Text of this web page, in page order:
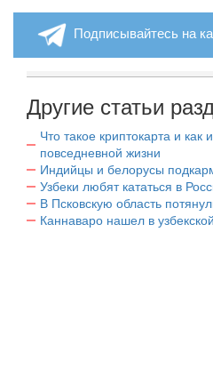
Подписывайтесь на
Другие статьи
Что такое криптокарта и как
повседневной жизни
Индийцы и белорусы
Узбеки любят кататься в
В Псковскую область
Каннаваро нашел в